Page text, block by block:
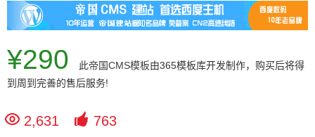
¥290 此帝国CMS模板由365模板库开发制作，购买后将得
到周到完善的售后服务!
 2,631  763